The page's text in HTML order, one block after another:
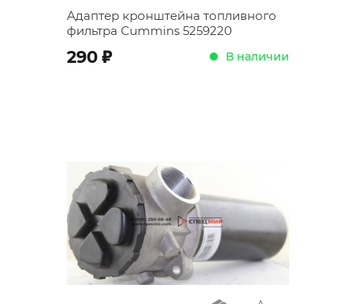
Адаптер кронштейна топливного
фильтра Cummins 5259220
290 ; В наличии